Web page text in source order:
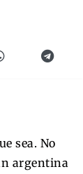
sea. No
argentina